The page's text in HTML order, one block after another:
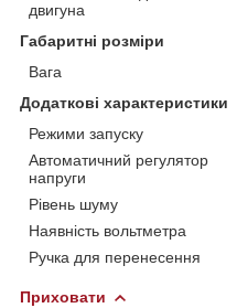
двигуна
Габаритні розміри
Вага
Додаткові характеристики
Режими запуску
Автоматичний регулятор
напруги
Рівень шуму
Наявність вольтметра
Ручка для перенесення
Приховати